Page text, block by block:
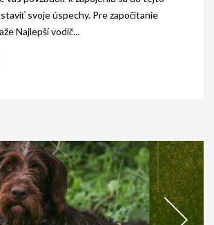
svoje úspechy. Pre započítanie
Najlepší vodič...